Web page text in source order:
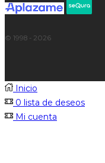
© 1998 - 2026
Inicio
0 lista de deseos
Mi cuenta